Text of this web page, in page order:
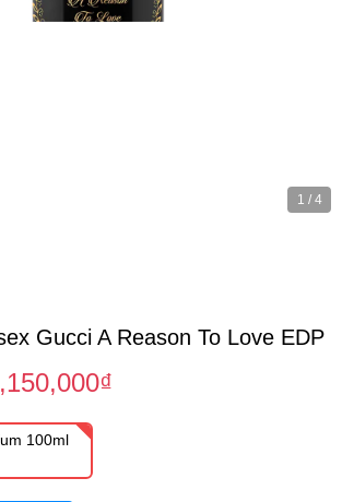
1 / 4
Gucci A Reason To Love EDP
100ml